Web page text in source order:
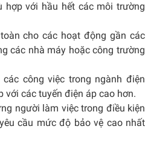
hợp với hầu hết các môi trường
cho các hoạt động gần các
các nhà máy hoặc công trường
công việc trong ngành điện
với các tuyến điện áp cao hơn.
người làm việc trong điều kiện
cầu mức độ bảo vệ cao nhất